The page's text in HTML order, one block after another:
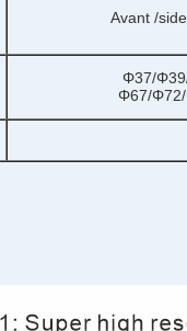
Avant /
Φ37/
Φ67/